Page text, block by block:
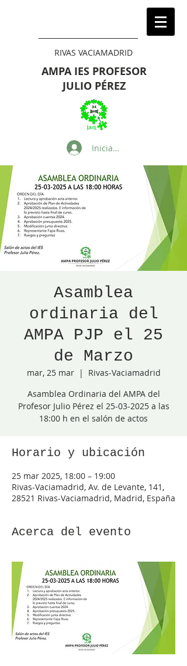
RIVAS VACIAMADRID
AMPA IES PROFESOR
JULIO PÉREZ
Iniciar sesión
Asamblea
ordinaria del
AMPA PJP el 25
de Marzo
mar, 25 mar
  |
Rivas-Vaciamadrid
Asamblea Ordinaria del AMPA del
Profesor Julio Pérez el 25-03-2025 a las
18:00 h en el salón de actos
Horario y ubicación
25 mar 2025, 18:00 – 19:00
Rivas-Vaciamadrid, Av. de Levante, 141,
28521 Rivas-Vaciamadrid, Madrid, España
Acerca del evento